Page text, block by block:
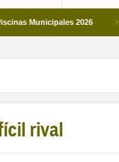
2026 Los
rival